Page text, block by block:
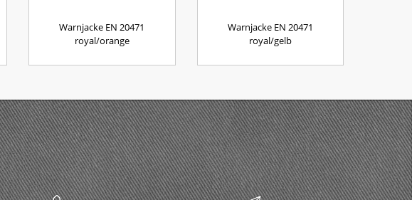
Warnjacke EN 20471
royal/orange
Warnjacke EN 20471
royal/gelb